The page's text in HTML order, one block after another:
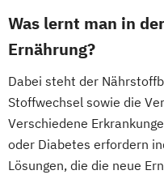
Was lernt man in
Ernährung?
Dabei steht der
Stoffwechsel sowie die
Verschiedene
oder Diabetes erfordern
Lösungen, die die neue